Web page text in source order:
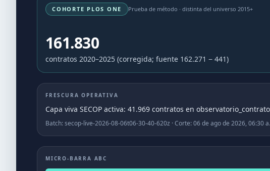
COHORTE PLOS ONE Prueba de método · distinta del universo 2015+
161.830
contratos 2020–2025 (corregida; fuente 162.271 − 441)
FRESCURA OPERATIVA
Capa viva SECOP activa: 41.969 contratos en
Batch:secop-live-2026-08-06t06-30-40-620z · Corte:06 de ago de 2026, 06:30
MICRO-BARRA ABC